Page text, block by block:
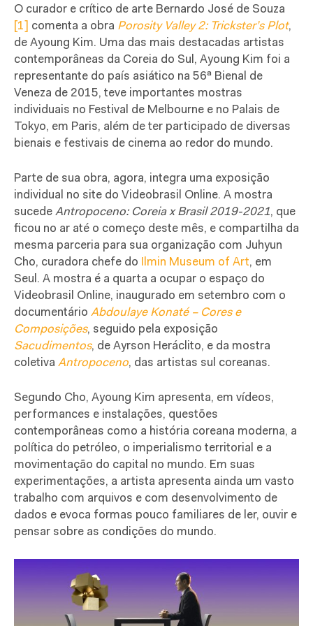
O curador e crítico de arte Bernardo José de Souza
[1]
comenta a obra Porosity Valley 2: Trickster’s Plot,
de Ayoung Kim. Uma das mais destacadas artistas
contemporâneas da Coreia do Sul, Ayoung Kim foi a
representante do país asiático na 56ª Bienal de
Veneza de 2015, teve importantes mostras
individuais no Festival de Melbourne e no Palais de
Tokyo, em Paris, além de ter participado de diversas
bienais e festivais de cinema ao redor do mundo.
Parte de sua obra, agora, integra uma exposição
individual no site do Videobrasil Online. A mostra
sucede Antropoceno: Coreia x Brasil 2019-2021, que
ficou no ar até o começo deste mês, e compartilha da
mesma parceria para sua organização com Juhyun
Cho, curadora chefe do
Ilmin Museum of Art, em
Seul. A mostra é a quarta a ocupar o espaço do
Videobrasil Online, inaugurado em setembro com o
documentário Abdoulaye Konaté – Cores e
Composições, seguido pela exposição
Sacudimentos, de Ayrson Heráclito, e da mostra
coletiva Antropoceno, das artistas sul coreanas.
Segundo Cho, Ayoung Kim apresenta, em vídeos,
performances e instalações, questões
contemporâneas como a história coreana moderna, a
política do petróleo, o imperialismo territorial e a
movimentação do capital no mundo. Em suas
experimentações, a artista apresenta ainda um vasto
trabalho com arquivos e com desenvolvimento de
dados e evoca formas pouco familiares de ler, ouvir e
pensar sobre as condições do mundo.